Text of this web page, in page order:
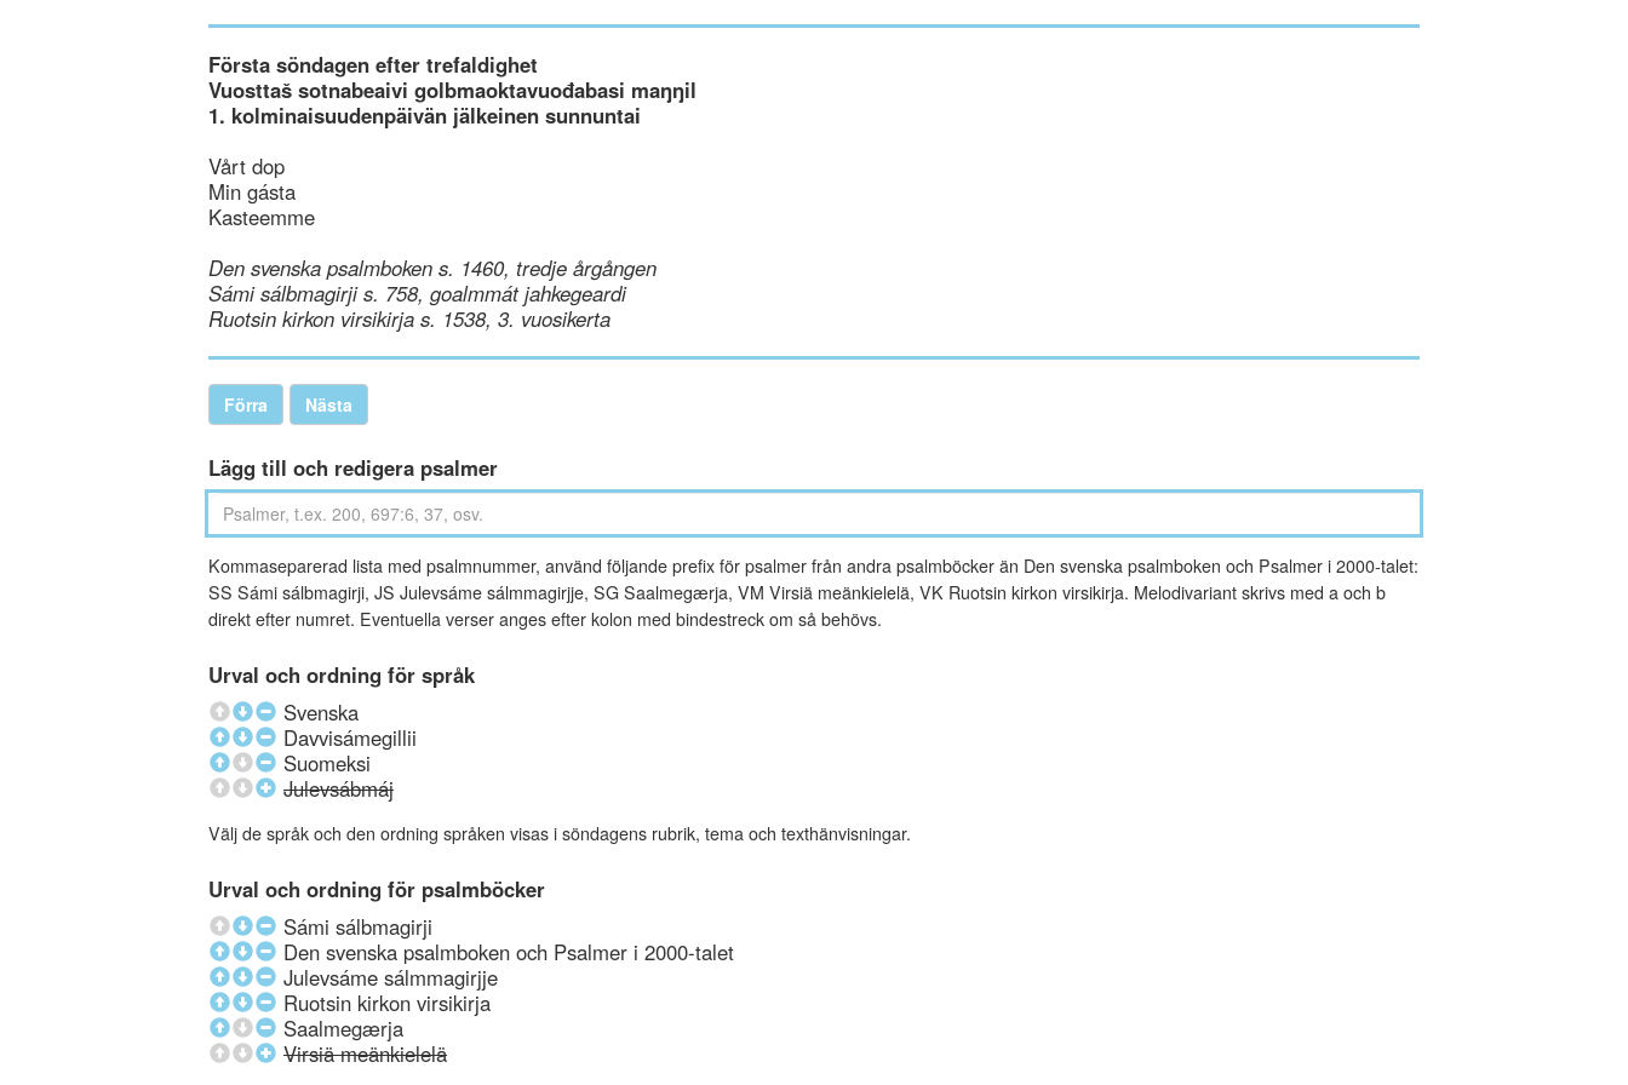
Första söndagen efter trefaldighet
Vuosttaš sotnabeaivi golbmaoktavuođabasi maŋŋil
1. kolminaisuudenpäivän jälkeinen sunnuntai
Vårt dop
Min gásta
Kasteemme
Den svenska psalmboken s. 1460, tredje årgången
Sámi sálbmagirji s. 758, goalmmát jahkegeardi
Ruotsin kirkon virsikirja s. 1538, 3. vuosikerta
Förra Nästa
Lägg till och redigera psalmer
Kommaseparerad lista med psalmnummer, använd följande prefix för psalmer från andra psalmböcker än Den svenska psalmboken och Psalmer i 2000-talet:
SS Sámi sálbmagirji, JS Julevsáme sálmmagirjje, SG Saalmegærja, VM Virsiä meänkielelä, VK Ruotsin kirkon virsikirja. Melodivariant skrivs med a och b
direkt efter numret. Eventuella verser anges efter kolon med bindestreck om så behövs.
Urval och ordning för språk
Svenska
Davvisámegillii
Suomeksi
Julevsábmáj
Välj de språk och den ordning språken visas i söndagens rubrik, tema och texthänvisningar.
Urval och ordning för psalmböcker
Sámi sálbmagirji
Den svenska psalmboken och Psalmer i 2000-talet
Julevsáme sálmmagirjje
Ruotsin kirkon virsikirja
Saalmegærja
Virsiä meänkielelä